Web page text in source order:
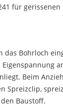
für
das Bohrloch
Beim
Spreizclip,
Baustoff.